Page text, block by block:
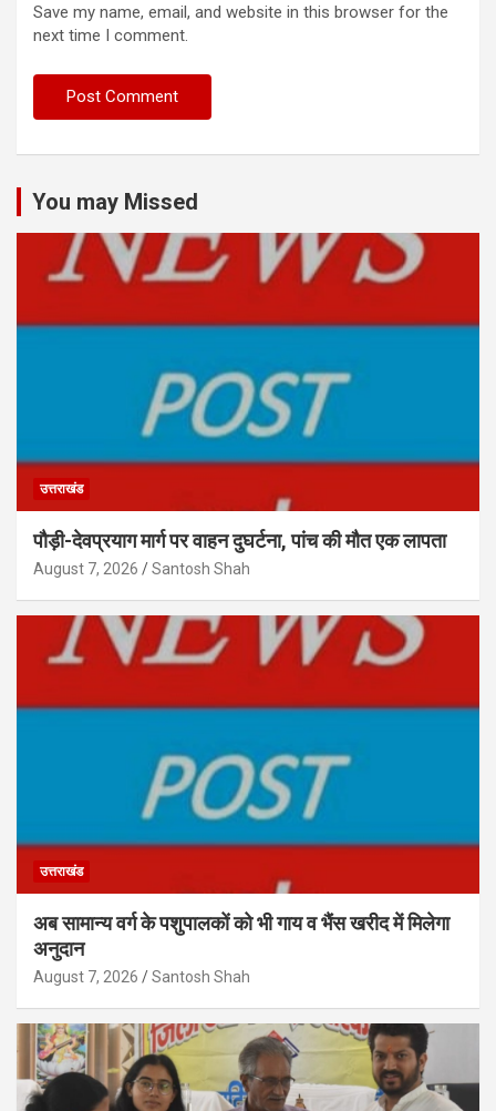
Save my name, email, and website in this browser for the
next time I comment.
You may Missed
उत्तराखंड
पौड़ी-देवप्रयाग मार्ग पर वाहन दुघर्टना, पांच की मौत एक लापता
August 7, 2026 Santosh Shah
उत्तराखंड
अब सामान्य वर्ग के पशुपालकों को भी गाय व भैंस खरीद में मिलेगा
अनुदान
August 7, 2026 Santosh Shah